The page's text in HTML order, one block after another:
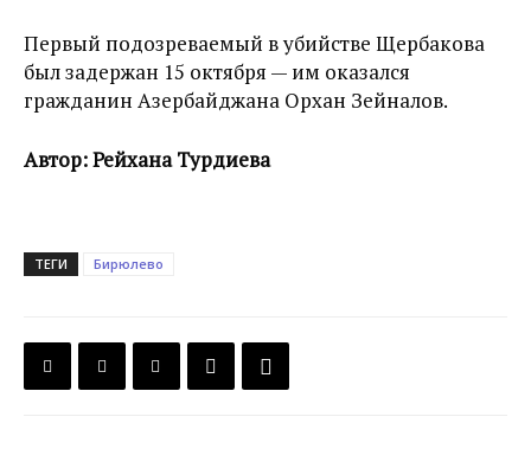
Первый подозреваемый в убийстве Щербакова
был задержан 15 октября — им оказался
гражданин Азербайджана Орхан Зейналов.
Автор: Рейхана Турдиева
ТЕГИ Бирюлево